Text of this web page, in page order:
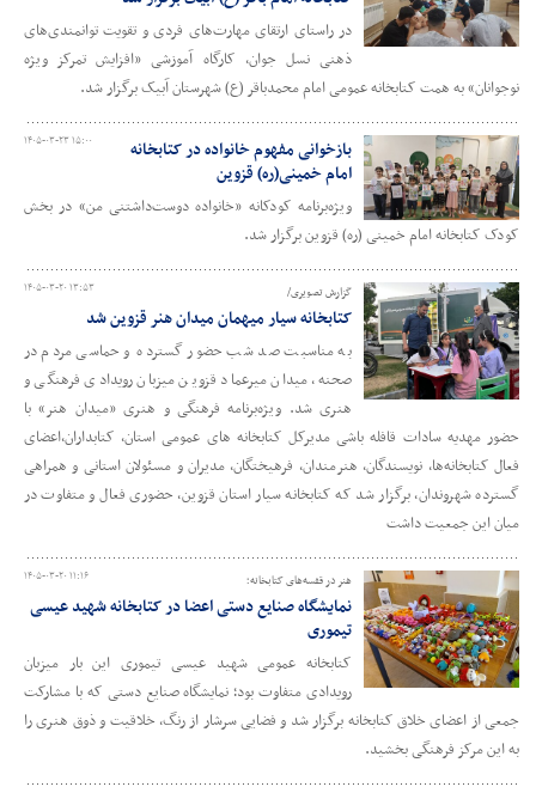
در راستای ارتقای مهارت‌های فردی و تقویت توانمندی‌های
ذهنی نسل جوان، کارگاه آموزشی «افزایش تمرکز ویژه
نوجوانان» به همت کتابخانه عمومی امام محمدباقر (ع) شهرستان آبیک برگزار شد.
۱۴۰۵-۰۳-۲۳ ۱۵:۰۰
بازخوانی مفهوم خانواده در کتابخانه
امام خمینی(ره) قزوین
ویژه‌برنامه کودکانه «خانواده دوست‌داشتنی من» در بخش
کودک کتابخانه امام خمینی (ره) قزوین برگزار شد.
۱۴۰۵-۰۳-۲۰ ۱۳:۵۳ گزارش تصویری/
کتابخانه سیار میهمان میدان هنر قزوین شد
به مناسبت صد شب حضور گسترده و حماسی مردم در
صحنه، میدان میرعماد قزوین میزبان رویدادی فرهنگی و
هنری شد. ویژه‌برنامه فرهنگی و هنری «میدان هنر» با
حضور مهدیه سادات قافله باشی مدیرکل کتابخانه های عمومی استان،‌ کتابداران،‌اعضای
فعال کتابخانه‌ها،‌ نویسندگان، هنرمندان، فرهیختگان، مدیران و مسئولان استانی و همراهی
گسترده شهروندان، برگزار شد که کتابخانه سیار استان قزوین، حضوری فعال و متفاوت در
میان این جمعیت داشت
۱۴۰۵-۰۳-۲۰ ۱۱:۱۶ هنر در قفسه‌های کتابخانه؛
نمایشگاه صنایع دستی اعضا در کتابخانه شهید عیسی
تیموری
کتابخانه عمومی شهید عیسی تیموری این بار میزبان
رویدادی متفاوت بود؛ نمایشگاه صنایع دستی که با مشارکت
جمعی از اعضای خلاق کتابخانه برگزار شد و فضایی سرشار از رنگ، خلاقیت و ذوق هنری را
به این مرکز فرهنگی بخشید.